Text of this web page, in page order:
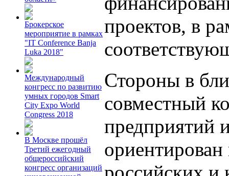
Брокерское
мероприятие в рамках
"IT Conference Banja
Luka 2018"
Международный
конгресс по развитию
умных городов Smart
City Expo World
Congress 2018
В Москве прошёл
Третий ежегодный
общероссийский
конгресс организаций
проектов, в
Стороны в
совместный
предприятий